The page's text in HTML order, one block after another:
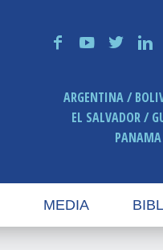
f y t n
ARGENTINA
EL SALVADOR
PANAMA
MEDIA